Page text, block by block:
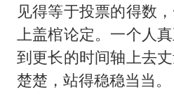
见得等于投票的得数
上盖棺论定。一个人
到更长的时间轴上去
楚楚，站得稳稳当当。